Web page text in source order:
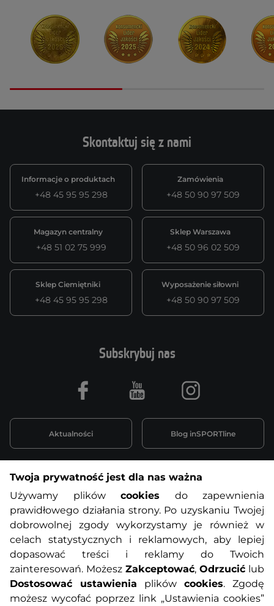
Skontaktuj się z nami
Informacje o produktach
+48 45 95 95 298
Zamówienia
+48 50 90 97 509
Magazyn centralny
+48 51 02 75 999
Sklep Warszawa
+48 50 96 02 509
Sklep Ciemiętniki
+48 45 95 95 298
Wyposażenie siłowni
+48 50 90 97 509
Informacje o zakupach
O nas Regulamin sklepu
Polityka prywatności Koszty przesyłek
Metody płatności Program lojalnościowy
Subskrybuj nas
Aktualności Blog inSPORTline
Facebook Youtube Instagram
Twoja prywatność jest dla nas ważna
Używamy plików cookies do zapewnienia
prawidłowego działania strony. Po uzyskaniu Twojej
dobrowolnej zgody wykorzystamy je również w
celach statystycznych i reklamowych, aby lepiej
dopasować treści i reklamy do Twoich
zainteresowań. Możesz Zakceptować, Odrzucić lub
Dostosować ustawienia plików cookies. Zgodę
możesz wycofać poprzez link „Ustawienia cookies”